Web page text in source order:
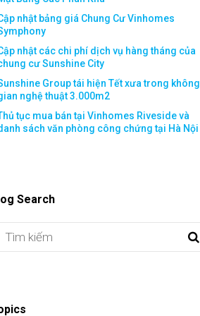
nhật bảng giá Chung Cư Vinhomes
nhật các chi phí dịch vụ hàng tháng của
cư Sunshine City
Group tái hiện Tết xưa trong không
nghệ thuật 3.000m2
tục mua bán tại Vinhomes Riveside và
sách văn phòng công chứng tại Hà Nội
Search